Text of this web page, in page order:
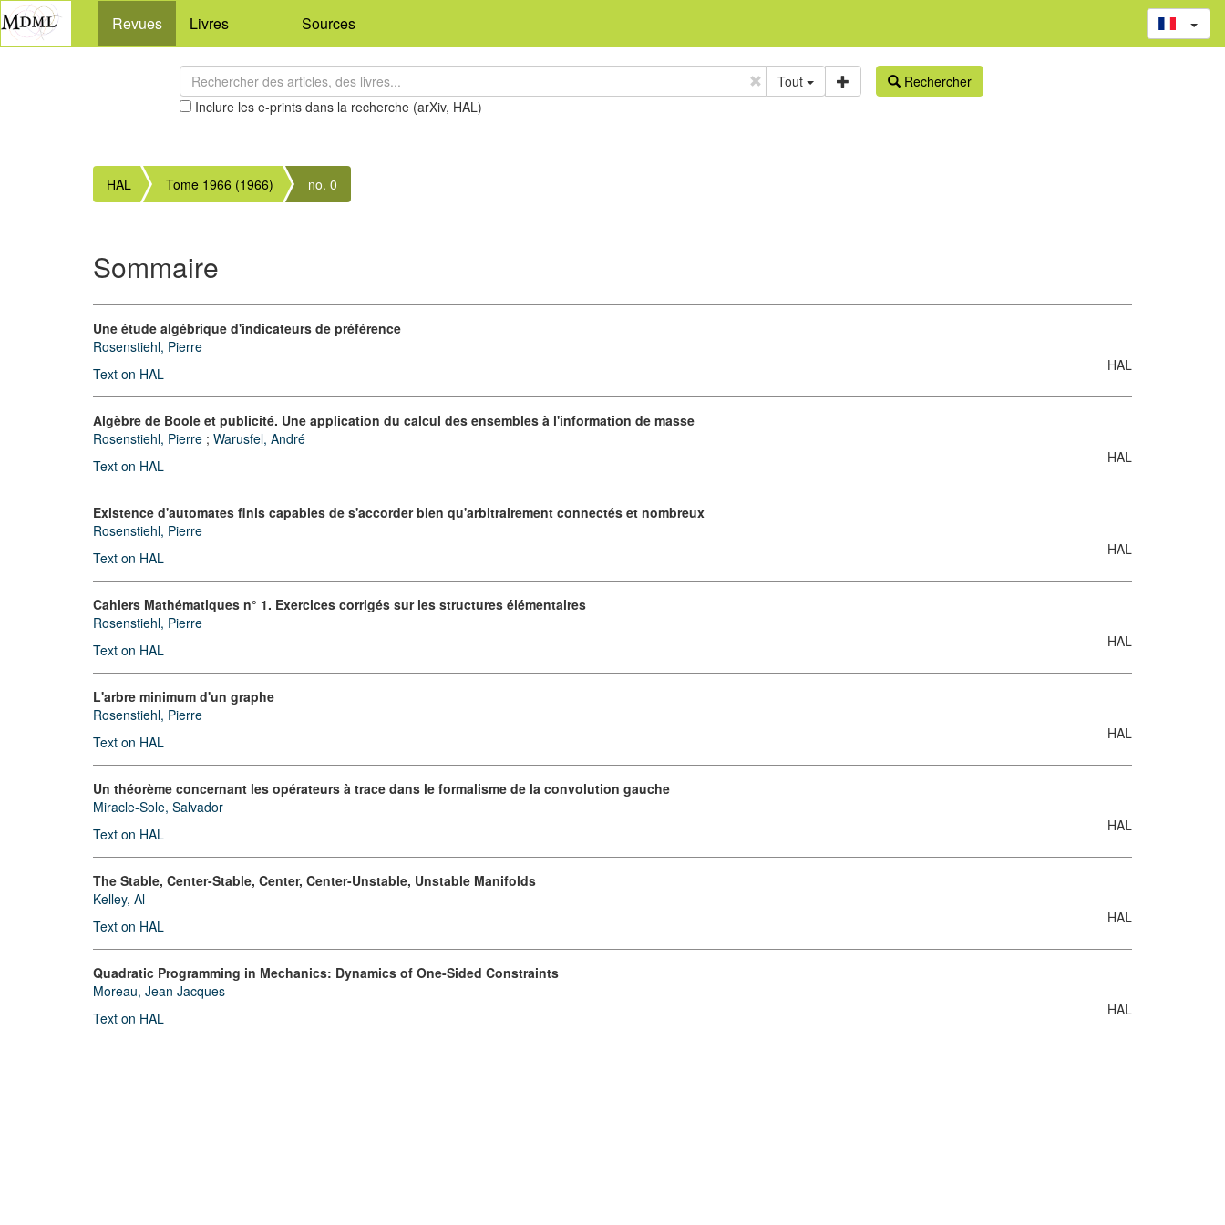
Revues Livres Sources
Tout
Inclure les e-prints dans la recherche (arXiv, HAL)
Rechercher
HAL Tome 1966 (1966) no. 0
Sommaire
Une étude algébrique d'indicateurs de préférence
Rosenstiehl, Pierre
Text on HAL
HAL
Algèbre de Boole et publicité. Une application du calcul des ensembles à l'information de masse
Rosenstiehl, Pierre ; Warusfel, André
Text on HAL
HAL
Existence d'automates finis capables de s'accorder bien qu'arbitrairement connectés et nombreux
Rosenstiehl, Pierre
Text on HAL
HAL
Cahiers Mathématiques n° 1. Exercices corrigés sur les structures élémentaires
Rosenstiehl, Pierre
Text on HAL
HAL
L'arbre minimum d'un graphe
Rosenstiehl, Pierre
Text on HAL
HAL
Un théorème concernant les opérateurs à trace dans le formalisme de la convolution gauche
Miracle-Sole, Salvador
Text on HAL
HAL
The Stable, Center-Stable, Center, Center-Unstable, Unstable Manifolds
Kelley, Al
Text on HAL
HAL
Quadratic Programming in Mechanics: Dynamics of One-Sided Constraints
Moreau, Jean Jacques
Text on HAL
HAL